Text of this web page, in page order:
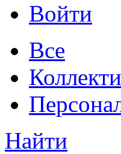
Войти
Все
Найти